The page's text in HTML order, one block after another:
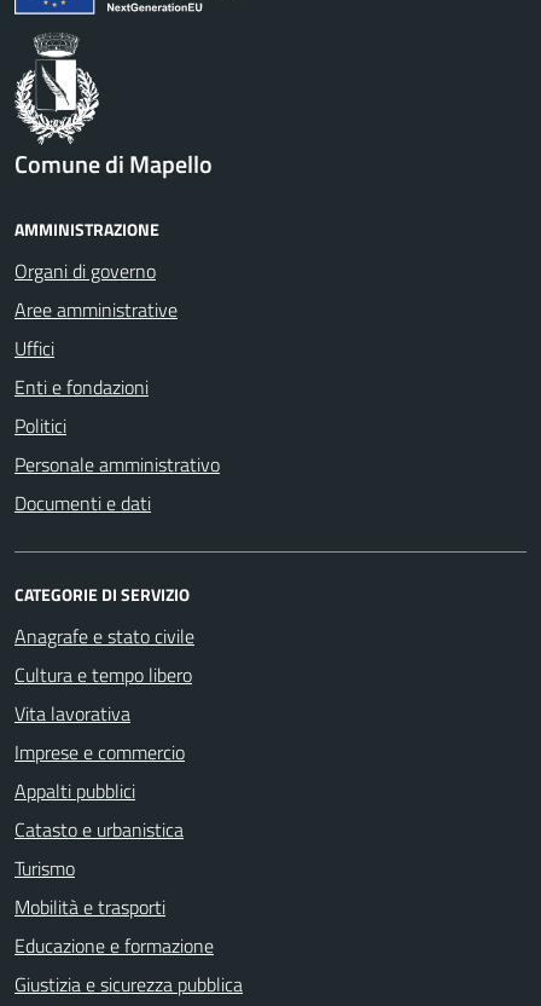
Comune di Mapello
AMMINISTRAZIONE
Organi di governo
Aree amministrative
Uffici
Enti e fondazioni
Politici
Personale amministrativo
Documenti e dati
CATEGORIE DI SERVIZIO
Anagrafe e stato civile
Cultura e tempo libero
Vita lavorativa
Imprese e commercio
Appalti pubblici
Catasto e urbanistica
Turismo
Mobilità e trasporti
Educazione e formazione
Giustizia e sicurezza pubblica